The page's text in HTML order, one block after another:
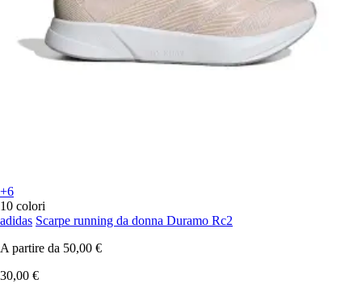
+6
10 colori
adidas Scarpe running da donna Duramo Rc2
A partire da 50,00 €
30,00 €